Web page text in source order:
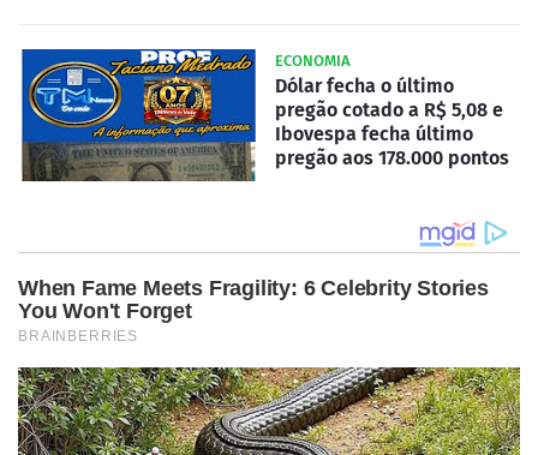
ECONOMIA
Dólar fecha o último
pregão cotado a R$ 5,08 e
Ibovespa fecha último
pregão aos 178.000 pontos